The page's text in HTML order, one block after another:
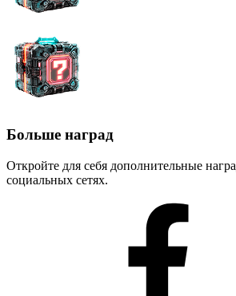
Больше наград
Откройте для себя дополнительные
социальных сетях.